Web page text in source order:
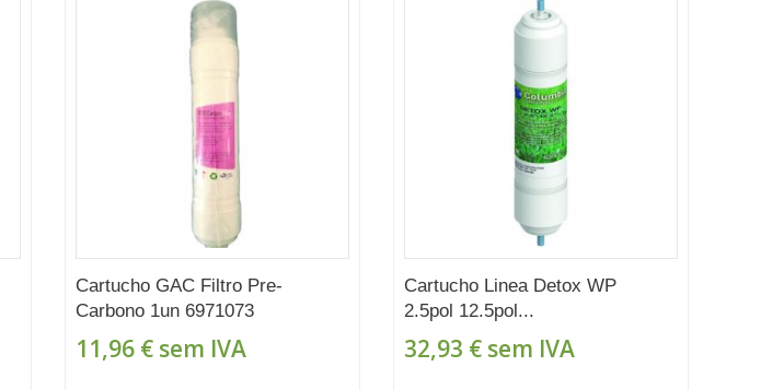
Cartucho GAC Filtro Pre-
Carbono 1un 6971073
11,96 €sem IVA
Cartucho Linea Detox WP
2.5pol 12.5pol...
32,93 €sem IVA